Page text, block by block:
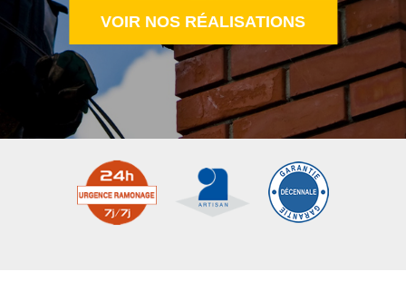
VOIR NOS RÉALISATIONS